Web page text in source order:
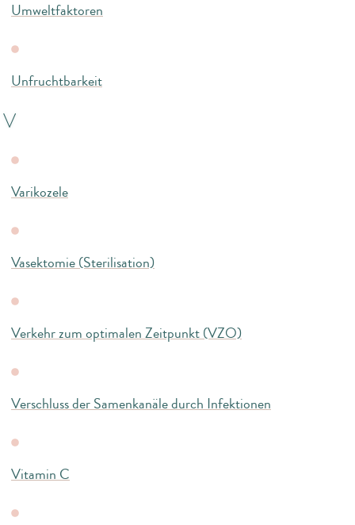
Umweltfaktoren
Unfruchtbarkeit
V
Varikozele
Vasektomie (Sterilisation)
Verkehr zum optimalen Zeitpunkt (VZO)
Verschluss der Samenkanäle durch Infektionen
Vitamin C